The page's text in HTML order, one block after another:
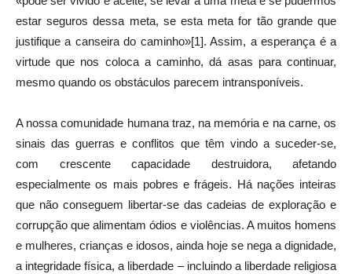
estar seguros dessa meta, se esta meta for tão grande que
justifique a canseira do caminho»[1]. Assim, a esperança é a
virtude que nos coloca a caminho, dá asas para continuar,
mesmo quando os obstáculos parecem intransponíveis.
A nossa comunidade humana traz, na memória e na carne, os
sinais das guerras e conflitos que têm vindo a suceder-se,
com crescente capacidade destruidora, afetando
especialmente os mais pobres e frágeis. Há nações inteiras
que não conseguem libertar-se das cadeias de exploração e
corrupção que alimentam ódios e violências. A muitos homens
e mulheres, crianças e idosos, ainda hoje se nega a dignidade,
a integridade física, a liberdade – incluindo a liberdade religiosa